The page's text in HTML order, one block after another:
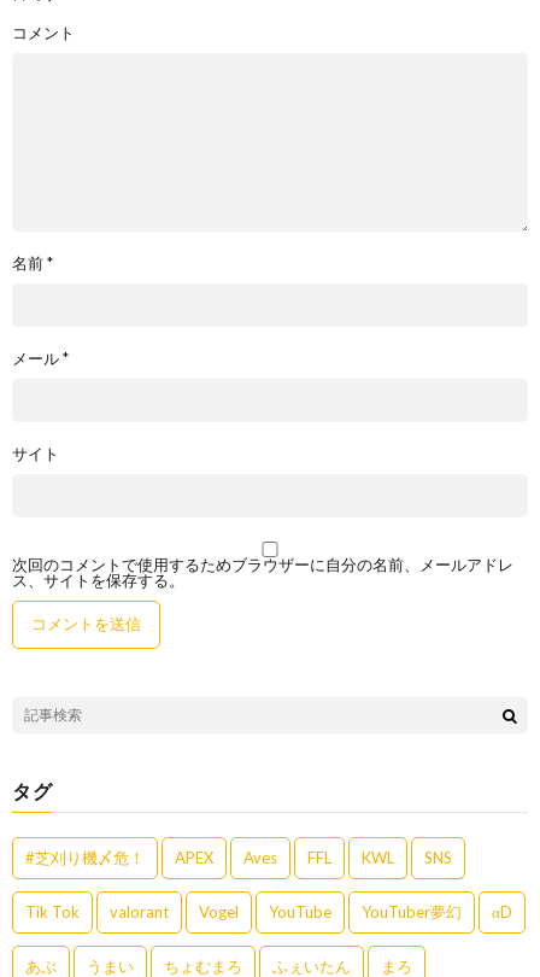
コメント
名前*
メール*
サイト
次回のコメントで使用するためブラウザーに自分の名前、メールアドレ
ス、サイトを保存する。
タグ
#芝刈り機〆危！ APEX Aves FFL KWL SNS
Tik Tok valorant Vogel YouTube YouTuber夢幻 αD
あぶ うまい ちょむまろ ふぇいたん まろ